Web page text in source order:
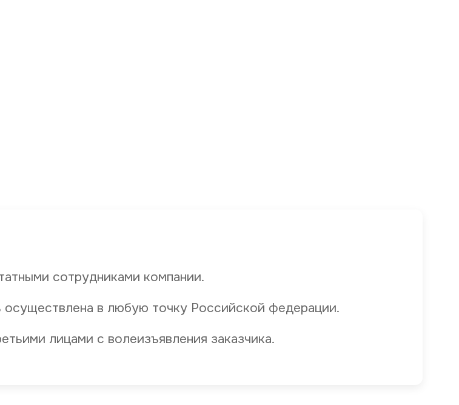
сотрудниками компании.
в любую точку Российской федерации.
лицами с волеизъявления заказчика.